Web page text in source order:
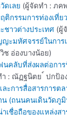
ดเลย (ผู้จัดทำ : ภค
กรรมการท่องเที่ย
ชาวต่างประเทศ (ผู้
ญะมหัศจรรย์ในกา
อ่องบางน้อย)
นคลับที่ส่งผลต่อกา
ำ : ณัฏฐนิตย ์ ปกป้อ
การสื่อสารการต
น (ถนนคนเดินวัดภู
เชื่อถือของแหล่งส